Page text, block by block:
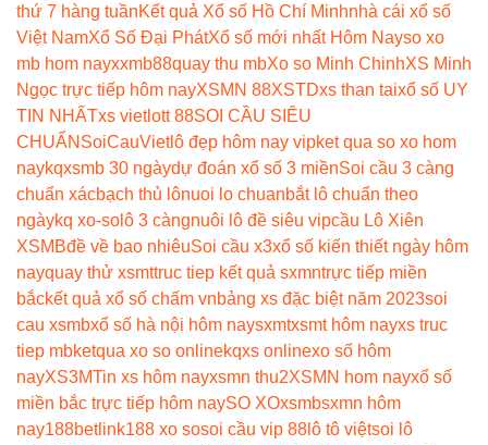
thứ 7 hàng tuầnKết quả Xổ số Hồ Chí Minhnhà cái xổ số
Việt NamXổ Số Đại PhátXổ số mới nhất Hôm Nayso xo
mb hom nayxxmb88quay thu mbXo so Minh ChinhXS Minh
Ngọc trực tiếp hôm nayXSMN 88XSTDxs than taixổ số UY
TIN NHẤTxs vietlott 88SOI CẦU SIÊU
CHUẨN SoiCauVietlô đẹp hôm nay vipket qua so xo hom
naykqxsmb 30 ngàydự đoán xổ số 3 miềnSoi cầu 3 càng
chuẩn xácbạch thủ lônuoi lo chuanbắt lô chuẩn theo
ngàykq xo-so lô 3 càngnuôi lô đề siêu vipcầu Lô Xiên
XSMBđề về bao nhiêuSoi cầu x3xổ số kiến thiết ngày hôm
nayquay thử xsmttruc tiep kết quả sxmntrực tiếp miền
bắckết quả xổ số chấm vnbảng xs đặc biệt năm 2023soi
cau xsmbxổ số hà nội hôm naysxmtxsmt hôm nayxs truc
tiep mbketqua xo so onlinekqxs onlinexo số hôm
nayXS3MTin xs hôm nayxsmn thu2XSMN hom nayxổ số
miền bắc trực tiếp hôm naySO XOxsmbsxmn hôm
nay188betlink188 xo sosoi cầu vip 88 lô tô việtsoi lô